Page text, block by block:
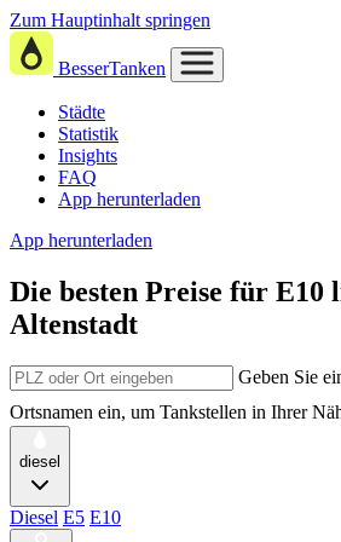
Zum Hauptinhalt springen
BesserTanken
Städte
Statistik
Insights
FAQ
App herunterladen
App herunterladen
Die besten Preise für E10
Altenstadt
Geben Sie
Ortsnamen ein, um Tankstellen in Ihrer
diesel
Diesel E5 E10